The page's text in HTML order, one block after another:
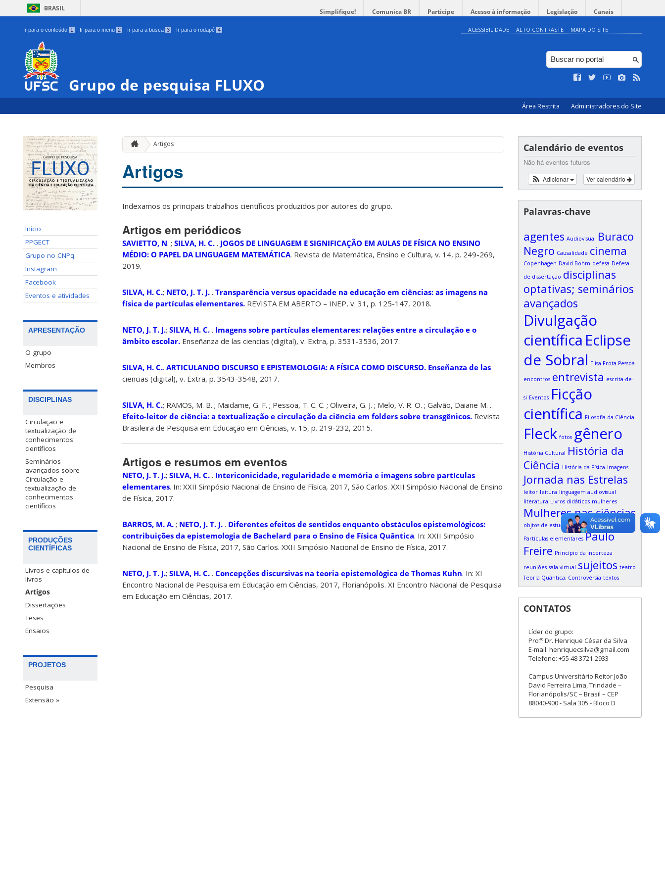
BRASIL Simplifique! Comunica BR Participe Acesso à informação Legislação Canais
Ir para o conteúdo 1 Ir para o menu 2 Ir para a busca 3 Ir para o rodapé 4 ACESSIBILIDADE ALTO CONTRASTE MAPA DO SITE
Grupo de pesquisa FLUXO
Área Restrita Administradores do Site
Início
PPGECT
Grupo no CNPq
Instagram
Facebook
Eventos e atividades
APRESENTAÇÃO
O grupo
Membros
DISCIPLINAS
Circulação e
textualização de
conhecimentos
científicos
Seminários
avançados sobre
Circulação e
textualização de
conhecimentos
científicos
PRODUÇÕES
CIENTÍFICAS
Livros e capítulos de
livros
Artigos
Dissertações
Teses
Ensaios
PROJETOS
Pesquisa
Extensão »
Artigos
Artigos
Indexamos os principais trabalhos científicos produzidos por autores do grupo.
Artigos em periódicos
SAVIETTO, N. ; SILVA, H. C. . JOGOS DE LINGUAGEM E SIGNIFICAÇÃO EM AULAS DE FÍSICA NO ENSINO
MÉDIO: O PAPEL DA LINGUAGEM MATEMÁTICA. Revista de Matemática, Ensino e Cultura, v. 14, p. 249-269,
2019.
SILVA, H. C.; NETO, J. T. J. . Transparência versus opacidade na educação em ciências: as imagens na
física de partículas elementares. REVISTA EM ABERTO – INEP, v. 31, p. 125-147, 2018.
NETO, J. T. J.; SILVA, H. C. . Imagens sobre partículas elementares: relações entre a circulação e o
âmbito escolar. Enseñanza de las ciencias (digital), v. Extra, p. 3531-3536, 2017.
SILVA, H. C.. ARTICULANDO DISCURSO E EPISTEMOLOGIA: A FÍSICA COMO DISCURSO. Enseñanza de las
ciencias (digital), v. Extra, p. 3543-3548, 2017.
SILVA, H. C.; RAMOS, M. B. ; Maidame, G. F. ; Pessoa, T. C. C. ; Oliveira, G. J. ; Melo, V. R. O. ; Galvão, Daiane M. .
Efeito-leitor de ciência: a textualização e circulação da ciência em folders sobre transgênicos. Revista
Brasileira de Pesquisa em Educação em Ciências, v. 15, p. 219-232, 2015.
Artigos e resumos em eventos
NETO, J. T. J.; SILVA, H. C. . Intericonicidade, regularidade e memória e imagens sobre partículas
elementares. In: XXII Simpósio Nacional de Ensino de Física, 2017, São Carlos. XXII Simpósio Nacional de Ensino
de Física, 2017.
BARROS, M. A. ; NETO, J. T. J. . Diferentes efeitos de sentidos enquanto obstáculos epistemológicos:
contribuições da epistemologia de Bachelard para o Ensino de Física Quântica. In: XXII Simpósio
Nacional de Ensino de Física, 2017, São Carlos. XXII Simpósio Nacional de Ensino de Física, 2017.
NETO, J. T. J.; SILVA, H. C. . Concepções discursivas na teoria epistemológica de Thomas Kuhn. In: XI
Encontro Nacional de Pesquisa em Educação em Ciências, 2017, Florianópolis. XI Encontro Nacional de Pesquisa
em Educação em Ciências, 2017.
Calendário de eventos
Não há eventos futuros
Ver calendário
Adicionar
Palavras-chave
agentes Audiovisual Buraco
Negro Causalidade cinema
Copenhagen David Bohm defesa Defesa
de dissertação disciplinas
optativas; seminários
avançados
Divulgação
científica Eclipse
de Sobral Elisa Frota-Pessoa
encontros entrevista escrita-de-
si Eventos Ficção
científica Filosofia da Ciência
Fleck fotos gênero
História Cultural História da
Ciência História da Física Imagens
Jornada nas Estrelas
leitor leitura linguagem audiovisual
literatura Livros didáticos mulheres
Mulheres nas ciências
objtos de estudo participação online
Partículas elementares Paulo
Freire Princípio da Incerteza
reuniões sala virtual sujeitos teatro
Teoria Quântica; Controvérsia textos
CONTATOS
Líder do grupo:
Profº Dr. Henrique César da Silva
E-mail: henriquecsilva@gmail.com
Telefone: +55 48 3721-2933
Campus Universitário Reitor João
David Ferreira Lima, Trindade –
Florianópolis/SC – Brasil – CEP
88040-900 - Sala 305 - Bloco D